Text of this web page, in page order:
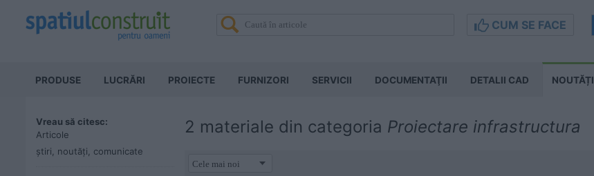
CUM SE FACE
PRODUSE LUCRĂRI PROIECTE FURNIZORI SERVICII DOCUMENTAŢII DETALII CAD NOUTĂȚI
Vreau să citesc:
Articole
știri, noutăți, comunicate
2 materiale din categoria Proiectare infrastructura